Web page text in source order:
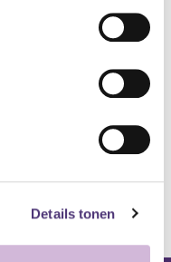
Details tonen
toevoegen